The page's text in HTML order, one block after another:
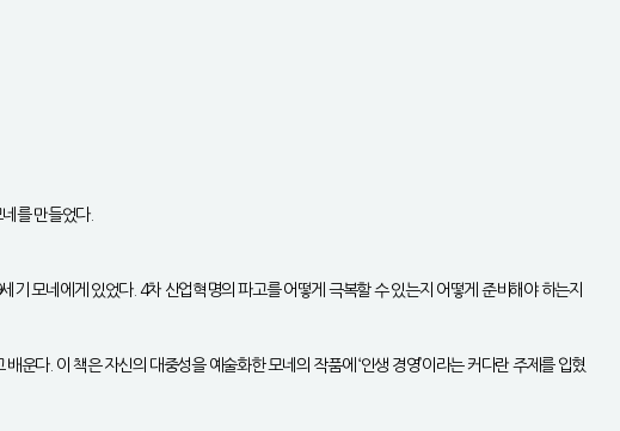
를 만들었다.
모네에게 있었다. 4차 산업혁명의 파고를 어떻게 극복할 수 있는지 어떻게 준비해야 하는지
운다. 이 책은 자신의 대중성을 예술화한 모네의 작품에 ‘인생 경영’이라는 커다란 주제를 입혔